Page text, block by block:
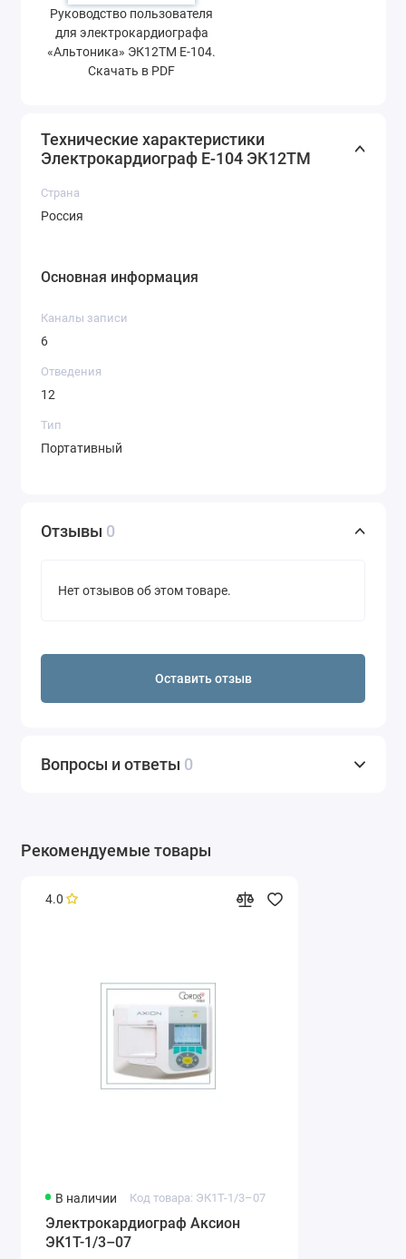
Руководство пользователя
для электрокардиографа
«Альтоника» ЭК12ТМ Е-104.
Скачать в PDF
Технические характеристики
Электрокардиограф Е-104 ЭК12ТМ
Страна
Россия
Основная информация
Каналы записи
6
Отведения
12
Тип
Портативный
Отзывы 0
Нет отзывов об этом товаре.
Оставить отзыв
Вопросы и ответы 0
Рекомендуемые товары
4.0
В наличии Код товара: ЭК1Т-1/3–07
Электрокардиограф Аксион
ЭК1Т-1/3–07